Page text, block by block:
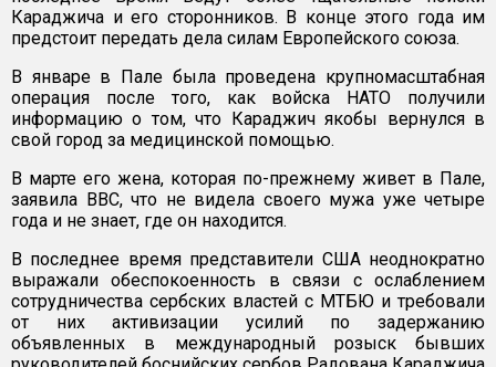
Караджича и его сторонников. В конце этого года им
предстоит передать дела силам Европейского союза.
В январе в Пале была проведена крупномасштабная
операция после того, как войска НАТО получили
информацию о том, что Караджич якобы вернулся в
свой город за медицинской помощью.
В марте его жена, которая по-прежнему живет в Пале,
заявила ВВС, что не видела своего мужа уже четыре
года и не знает, где он находится.
В последнее время представители США неоднократно
выражали обеспокоенность в связи с ослаблением
сотрудничества сербских властей с МТБЮ и требовали
от них активизации усилий по задержанию
объявленных в международный розыск бывших